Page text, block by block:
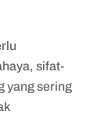
sifat-
yang sering